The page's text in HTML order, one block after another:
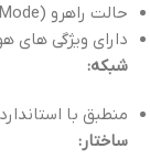
حالت راهرو (Corridor Mode) با فرمت 9:16
دارای ویژگی های
شبکه:
منطبق با استاندارد ONVIF
ساختار: